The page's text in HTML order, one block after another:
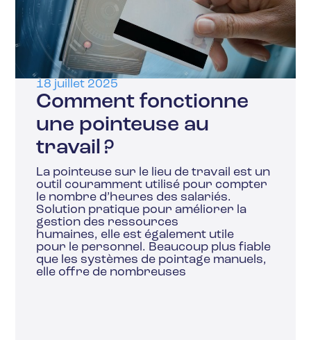
18 juillet 2025
Comment fonctionne
une pointeuse au
travail ?
La pointeuse sur le lieu de travail est un
outil couramment utilisé pour compter
le nombre d’heures des salariés.
Solution pratique pour améliorer la
gestion des ressources
humaines, elle est également utile
pour le personnel. Beaucoup plus fiable
que les systèmes de pointage manuels,
elle offre de nombreuses